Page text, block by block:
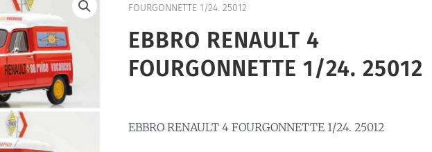
FOURGONNETTE 1/24. 25012
EBBRO RENAULT 4
FOURGONNETTE 1/24. 25012
EBBRO RENAULT 4 FOURGONNETTE 1/24. 25012